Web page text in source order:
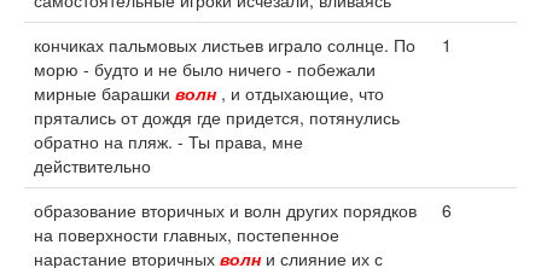
кончиках пальмовых листьев играло солнце. По
морю - будто и не было ничего - побежали
мирные барашки волн , и отдыхающие, что
прятались от дождя где придется, потянулись
обратно на пляж. - Ты права, мне
действительно
1
образование вторичных и волн других порядков
на поверхности главных, постепенное
нарастание вторичных волн и слияние их с
6